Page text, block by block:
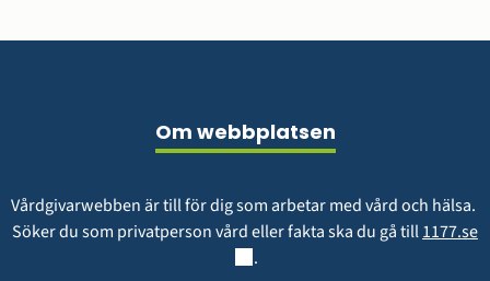
Om webbplatsen
Vårdgivarwebben är till för dig som arbetar med vård och hälsa.
Söker du som privatperson vård eller fakta ska du gå till 1177.se
.